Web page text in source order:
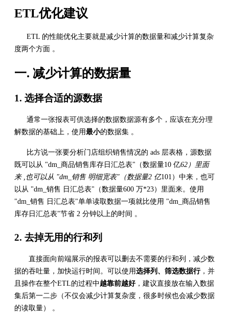
ETL优化建议
ETL 的性能优化主要就是减少计算的数据量和减少计算复杂
度两个方面 。
一. 减少计算的数据量
1. 选择合适的源数据
通常一张报表可供选择的数据数据源有多个，应该在充分理
解数据的基础上，使用最小的数据集 。
比方说一张要分析门店组织销售情况的 ads 层表格，源数据
既可以从 "dm_商品销售库存日汇总表"（数据量10 亿62）里面
来 ,也可以从 "dm_销售 明细宽表"（数据量2 亿101）中来，也可
以从 "dm_销售 日汇总表"（数据量600 万*23）里面来。使用
"dm_销售 日汇总表"单单读取数据一项就比使用 "dm_商品销售
库存日汇总表"节省 2 分钟以上的时间 。
2. 去掉无用的行和列
直接面向前端展示的报表可以删去不需要的行和列，减少数
据的吞吐量，加快运行时间。可以使用选择列、筛选数据行，并
且操作在整个ETL的过程中越靠前越好，建议直接放在输入数据
集后第一二步（不仅会减少计算复杂度，很多时候也会减少数据
的读取量） 。